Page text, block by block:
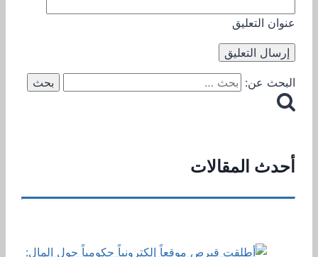
عنوان التعليق
البحث عن:
أحدث المقالات